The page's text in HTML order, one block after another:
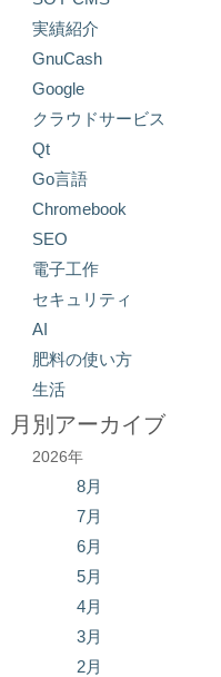
実績紹介
GnuCash
Google
クラウドサービス
Qt
Go言語
Chromebook
SEO
電子工作
セキュリティ
AI
肥料の使い方
生活
月別アーカイブ
2026年
8月
7月
6月
5月
4月
3月
2月